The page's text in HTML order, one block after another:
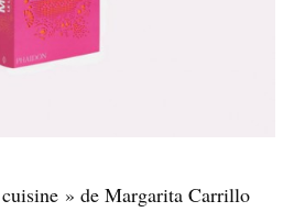
» de Margarita Carrillo